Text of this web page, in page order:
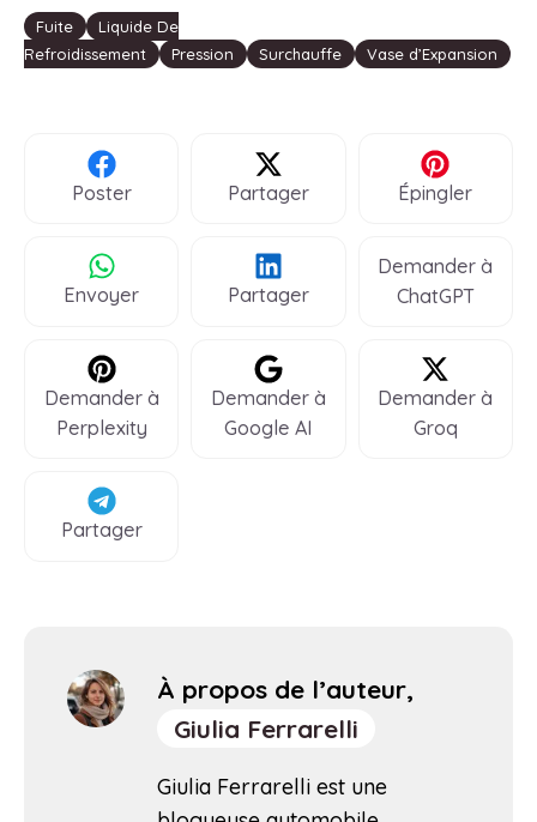
Étiquettes
Fuite
Liquide De
Refroidissement
Pression Surchauffe Vase d’Expansion
Poster Partager Épingler
Envoyer Partager
Demander à
ChatGPT
Demander à
Perplexity
Demander à
Google AI
Demander à
Groq
Partager
À propos de l’auteur,
Giulia Ferrarelli
Giulia Ferrarelli est une